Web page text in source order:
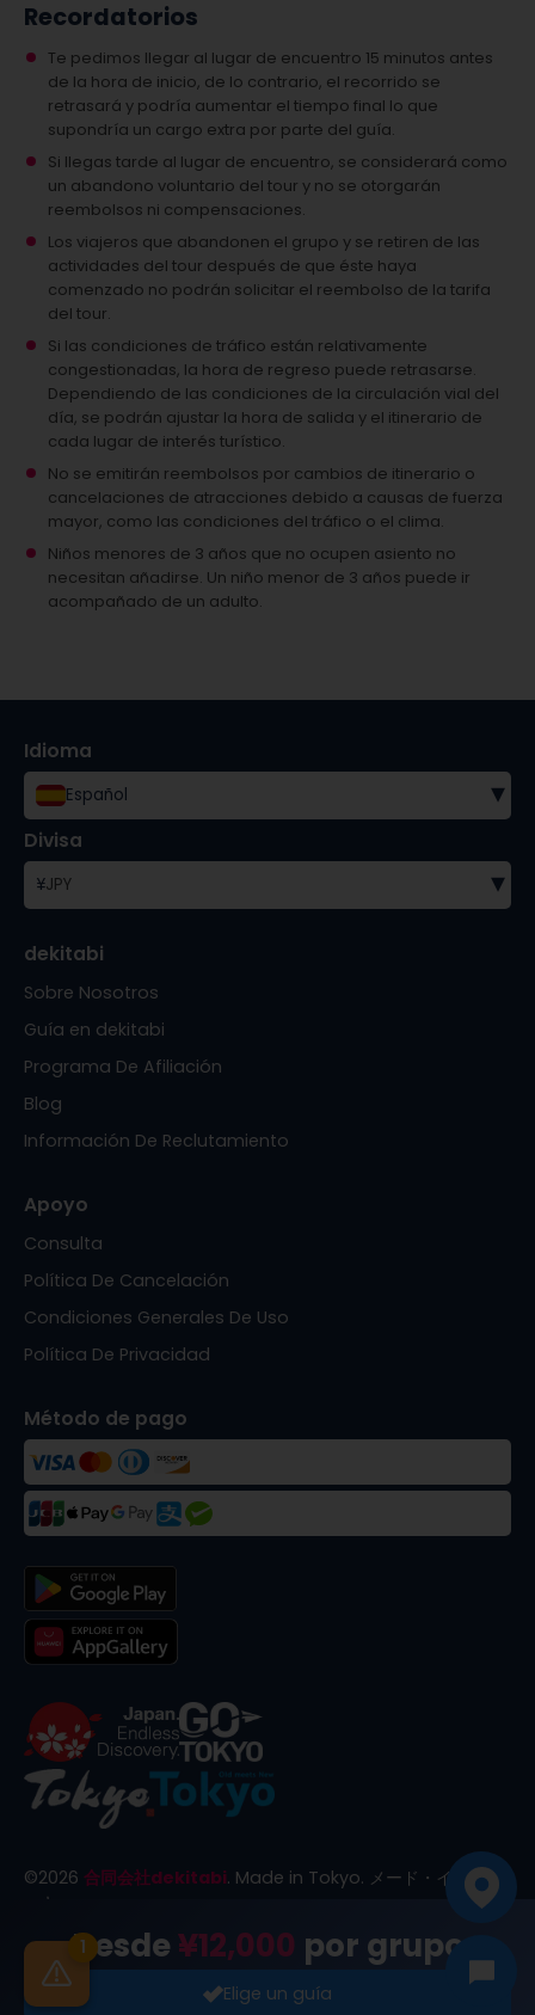
Desde¥12,000 por grupo
Elige un guía
1
Recordatorios
Te pedimos llegar al lugar de encuentro 15 minutos antes
de la hora de inicio, de lo contrario, el recorrido se
retrasará y podría aumentar el tiempo final lo que
supondría un cargo extra por parte del guía.
Si llegas tarde al lugar de encuentro, se considerará como
un abandono voluntario del tour y no se otorgarán
reembolsos ni compensaciones.
Los viajeros que abandonen el grupo y se retiren de las
actividades del tour después de que éste haya
comenzado no podrán solicitar el reembolso de la tarifa
del tour.
Si las condiciones de tráfico están relativamente
congestionadas, la hora de regreso puede retrasarse.
Dependiendo de las condiciones de la circulación vial del
día, se podrán ajustar la hora de salida y el itinerario de
cada lugar de interés turístico.
No se emitirán reembolsos por cambios de itinerario o
cancelaciones de atracciones debido a causas de fuerza
mayor, como las condiciones del tráfico o el clima.
Niños menores de 3 años que no ocupen asiento no
necesitan añadirse. Un niño menor de 3 años puede ir
acompañado de un adulto.
Idioma
Español ▾
Divisa
¥JPY ▾
dekitabi
Sobre Nosotros
Guía en dekitabi
Programa De Afiliación
Blog
Información De Reclutamiento
Apoyo
Consulta
Política De Cancelación
Condiciones Generales De Uso
Política De Privacidad
Método de pago
©2026 合同会社dekitabi. Made in Tokyo. メード・イン・ト
ーキョー